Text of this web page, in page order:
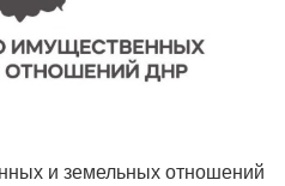
и земельных отношений